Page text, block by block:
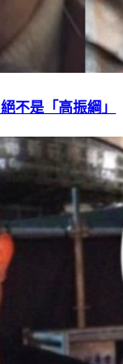
不是「高振綱」